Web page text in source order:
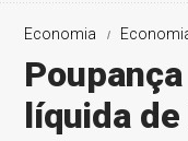
Economia
líquida